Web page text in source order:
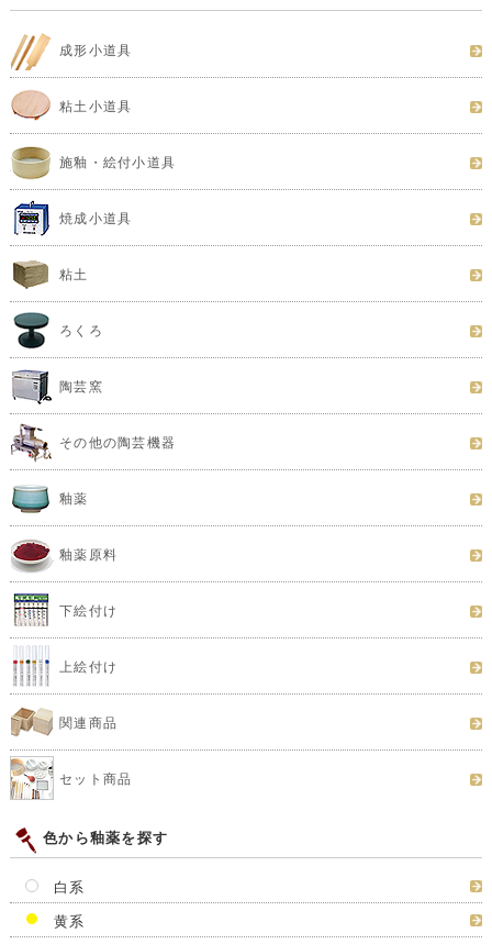
成形小道具
粘土小道具
施釉・絵付小道具
焼成小道具
粘土
ろくろ
陶芸窯
その他の陶芸機器
釉薬
釉薬原料
下絵付け
上絵付け
関連商品
セット商品
色から釉薬を探す
白系
黄系